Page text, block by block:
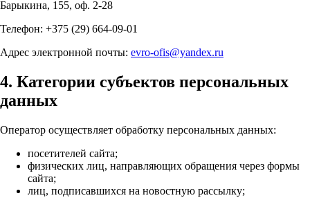
Барыкина, 155, оф. 2-28
Телефон: +375 (29) 664-09-01
Адрес электронной почты: evro-ofis@yandex.ru
4. Категории субъектов персональных
данных
Оператор осуществляет обработку персональных данных:
посетителей сайта;
физических лиц, направляющих обращения через формы
сайта;
лиц, подписавшихся на новостную рассылку;